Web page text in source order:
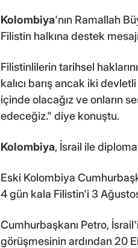
Kolombiya'nın Ramallah
Filistin halkına destek
Filistinlilerin tarihsel
kalıcı barış ancak iki
içinde olacağız ve onların
edeceğiz." diye konuştu.
Kolombiya, İsrail ile
Eski Kolombiya
4 gün kala Filistin'i 3
Cumhurbaşkanı Petro,
görüşmesinin ardından 20